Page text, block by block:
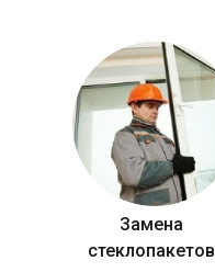
Замена
стеклопакетов